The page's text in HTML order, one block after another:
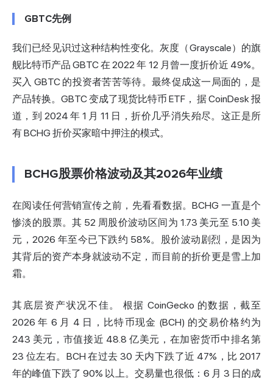
GBTC先例
我们已经见识过这种结构性变化。灰度（Grayscale）的旗
舰比特币产品 GBTC 在 2022 年 12 月曾一度折价近 49%。
买入 GBTC 的投资者苦苦等待。最终促成这一局面的，是
产品转换。GBTC 变成了现货比特币 ETF， 据 CoinDesk 报
道 ，到 2024 年 1 月 11 日，折价几乎消失殆尽。这正是所
有 BCHG 折价买家暗中押注的模式。
BCHG股票价格波动及其2026年业绩
在阅读任何营销宣传之前，先看看数据。BCHG 一直是个
惨淡的股票。其 52 周股价波动区间为 1.73 美元至 5.10 美
元，2026 年至今已下跌约 58%。股价波动剧烈，是因为
其背后的资产本身就波动不定，而目前的折价更是雪上加
霜。
其底层资产状况不佳。 根据 CoinGecko 的数据，截至
2026 年 6 月 4 日，比特币现金 (BCH) 的交易价格约为
243 美元，市值接近 48.8 亿美元，在加密货币中排名第
23 位左右。BCH 在过去 30 天内下跌了近 47%，比 2017
年的峰值下跌了 90% 以上。交易量也很低：6 月 3 日的成